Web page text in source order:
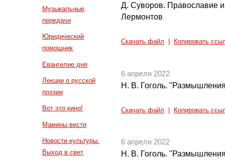
Музыкальные
передачи
Юридический
помощник
Евангелие дня
Лекции о русской
поэзии
Вот это кино!
Мамины вести
Новости культуры.
Выход в свет
Д. Суворов. Православие и
Лермонтов
Скачать файл Копировать
6 апреля 2022
Н. В. Гоголь.
Скачать файл Копировать
6 апреля 2022
Н. В. Гоголь.